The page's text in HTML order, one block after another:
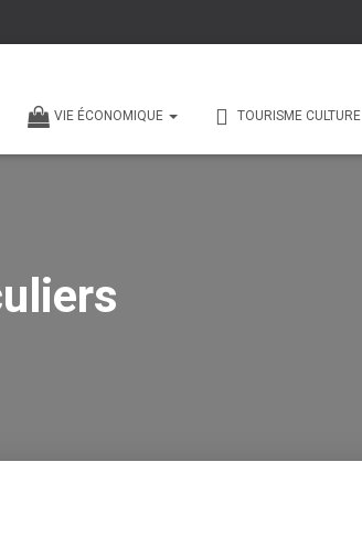
VIE ÉCONOMIQUE TOURISME CULTURE